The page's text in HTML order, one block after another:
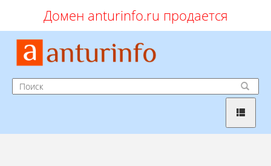
Домен anturinfo.ru продается